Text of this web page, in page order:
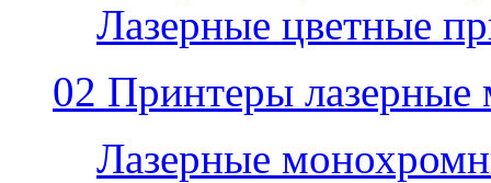
Лазерные цветные
02 Принтеры
Лазерные